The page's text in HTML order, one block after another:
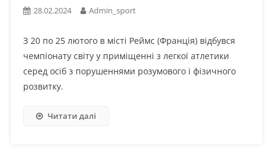
28.02.2024 Admin_sport
З 20 по 25 лютого в місті Реймс (Франція) відбувся
чемпіонату світу у приміщенні з легкої атлетики
серед осіб з порушеннями розумового і фізичного
розвитку.
Читати далі